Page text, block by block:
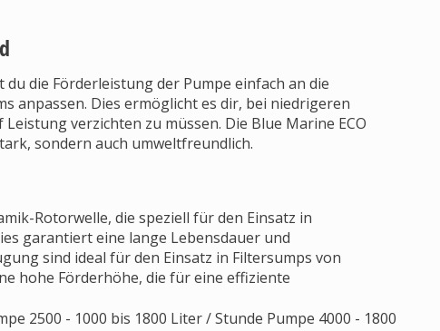
die Förderleistung der Pumpe einfach an die
anpassen. Dies ermöglicht es dir, bei niedrigeren
verzichten zu müssen. Die Blue Marine ECO
sondern auch umweltfreundlich.
Rotorwelle, die speziell für den Einsatz in
garantiert eine lange Lebensdauer und
sind ideal für den Einsatz in Filtersumps von
hohe Förderhöhe, die für eine effiziente
2500 - 1000 bis 1800 Liter / Stunde Pumpe 4000 - 1800